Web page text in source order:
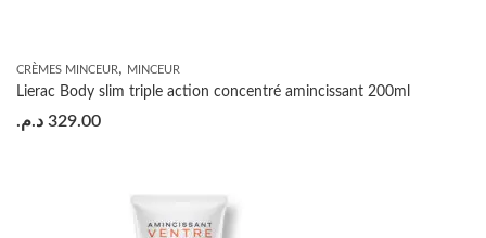
CRÈMES MINCEUR, MINCEUR
Lierac Body slim triple action concentré amincissant 200ml
329.00 د.م.